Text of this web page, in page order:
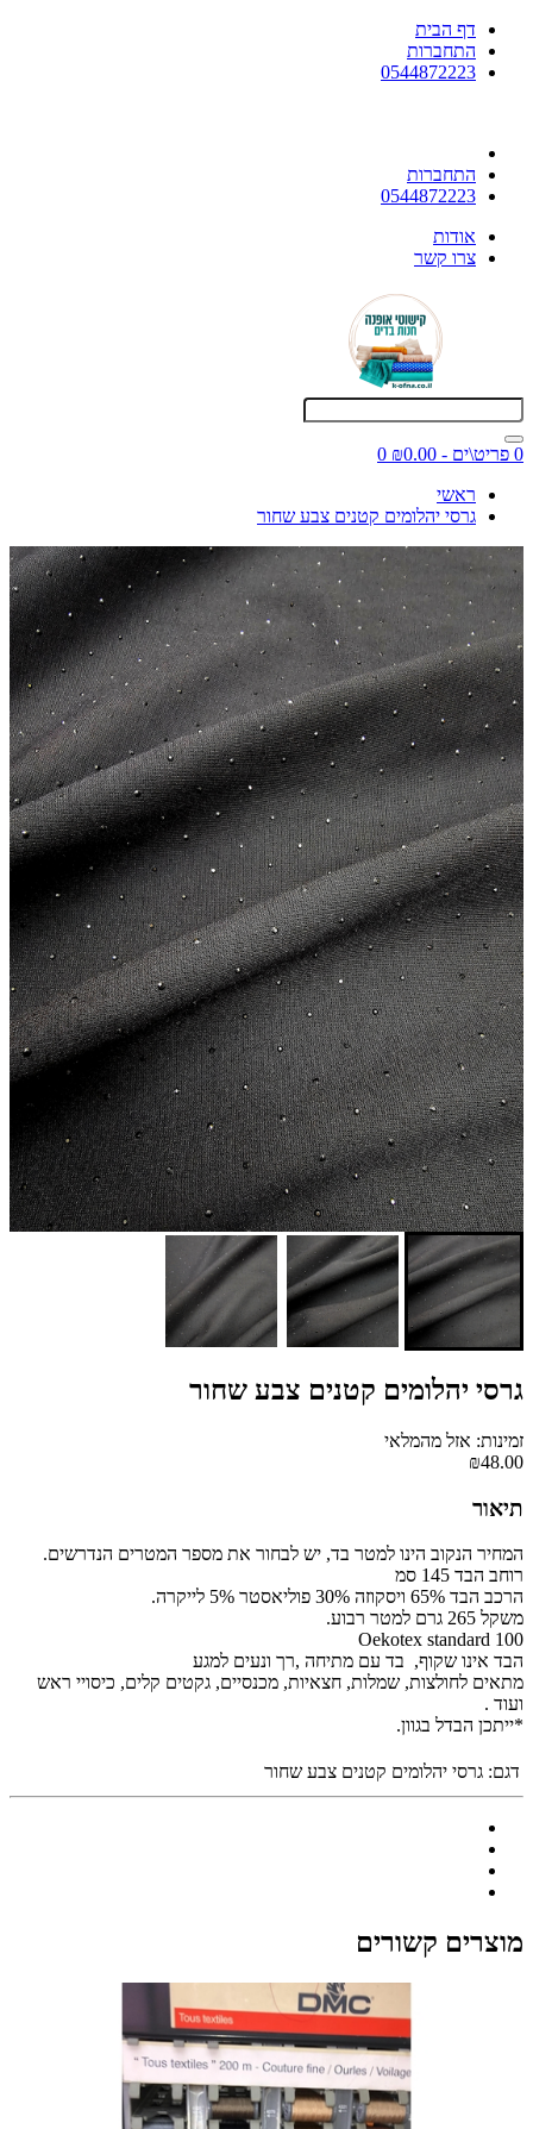
דף הבית
התחברות
0544872223
התחברות
0544872223
אודות
צרו קשר
0 פריט\ים - ₪0.00
0
ראשי
גרסי יהלומים קטנים צבע שחור
גרסי יהלומים קטנים צבע שחור
זמינות: אזל מהמלאי
₪48.00
תיאור
המחיר הנקוב הינו למטר בד, יש לבחור את מספר המטרים הנדרשים.
רוחב הבד 145 סמ
הרכב הבד 65% ויסקוזה 30% פוליאסטר 5% לייקרה.
משקל 265 גרם למטר רבוע.
Oekotex standard 100
הבד אינו שקוף, בד עם מתיחה ,רך ונעים למגע
מתאים לחולצות, שמלות, חצאיות, מכנסיים, גקטים קלים, כיסויי ראש
ועוד .
*ייתכן הבדל בגוון.
דגם: גרסי יהלומים קטנים צבע שחור
מוצרים קשורים